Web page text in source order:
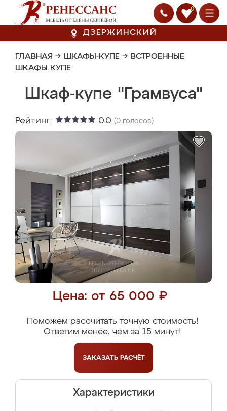
0
ДЗЕРЖИНСКИЙ
ГЛАВНАЯ → ШКАФЫ-КУПЕ → ВСТРОЕННЫЕ
ШКАФЫ КУПЕ
Шкаф-купе "Грамвуса"
Рейтинг: 0.0 (0 голосов)
Цена: от 65 000 ₽
Поможем рассчитать точную стоимость!
Ответим менее, чем за 15 минут!
ЗАКАЗАТЬ РАСЧЁТ
Характеристики